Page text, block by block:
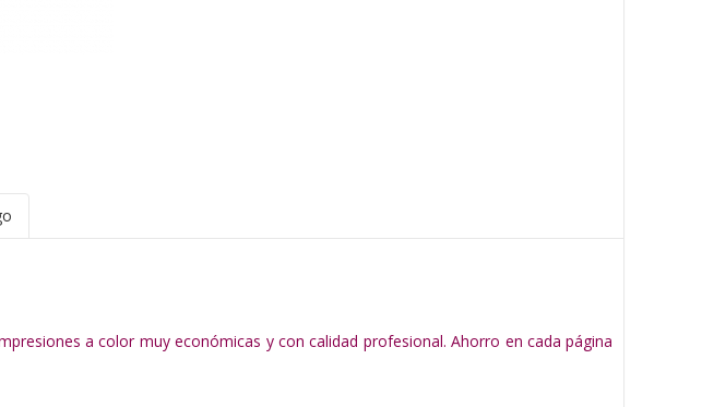
a color muy económicas y con calidad profesional. Ahorro en cada página